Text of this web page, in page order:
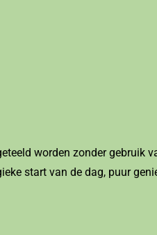
worden zonder gebruik
start van de dag, puur